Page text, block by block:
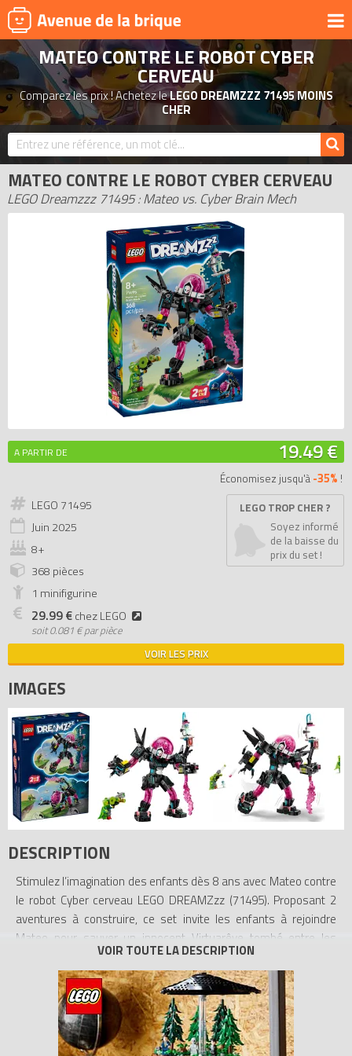
UNIVERS
PRODUITS DÉRIVÉS
NOUVEAUTÉS
LEGO 2026
BONS PLANS
ACTUALITÉS
ASSOCIATIONS DE FANS
EXPOSITIONS LEGO
LEGO LES PLUS CHERS
DERNIERS LEGO AJOUTÉS
MATEO CONTRE LE ROBOT CYBER
CERVEAU
Comparez les prix ! Achetez leLEGO DREAMZZZ 71495 MOINS
CHER
MATEO CONTRE LE ROBOT CYBER CERVEAU
LEGO Dreamzzz 71495 : Mateo vs. Cyber Brain Mech
A PARTIR DE 19.49 €
Économisez jusqu'à -35% !
LEGO 71495
Juin 2025
8+
368 pièces
1 minifigurine
29.99 €chez LEGO
soit0.081 € par pièce
LEGO TROP CHER ?
Soyez informé
de la baisse du
prix du set !
VOIR LES PRIX
IMAGES
DESCRIPTION
Stimulez l’imagination des enfants dès 8 ans avec Mateo contre
le robot Cyber cerveau LEGO DREAMZzz (71495). Proposant 2
aventures à construire, ce set invite les enfants à rejoindre
Mateo pour sauver un innocent Virtuarêve tombé entre les
mainsdu Cyber cerveau.
Les jeunes rêveurs peuvent construire une capsule colorée, puis
la transformer en robot Cyber cerveau ou en robot scorpion
Cyber cerveau. Ce set détaillé inclut des fusils à tenons, un méga
canon à slime, un cockpit qui s’ouvre et des fusils modulaires,